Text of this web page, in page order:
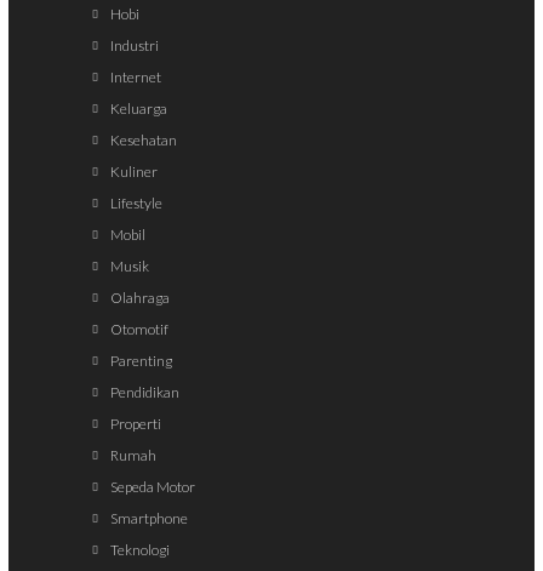
Hobi
Industri
Internet
Keluarga
Kesehatan
Kuliner
Lifestyle
Mobil
Musik
Olahraga
Otomotif
Parenting
Pendidikan
Properti
Rumah
Sepeda Motor
Smartphone
Teknologi